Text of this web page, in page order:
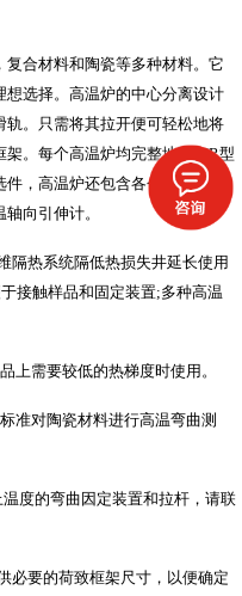
合材料和陶瓷等多种材料。它
选择。高温炉的中心分离设计
。只需将其拉开便可轻松地将
。每个高温炉均完整地配有R型
，高温炉还包含各个区域的热
向引伸计。
热系统隔低热损失井延长使用
接触样品和固定装置;多种高温
需要较低的热梯度时使用。
准对陶瓷材料进行高温弯曲测
度的弯曲因定装置和拉杆，请联
要的荷致框架尺寸，以便确定